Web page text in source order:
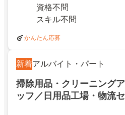
資格不問
スキル不問
かんたん応募
新着アルバイト・パート
掃除用品・クリーニング
ッフ／日用品工場・物流